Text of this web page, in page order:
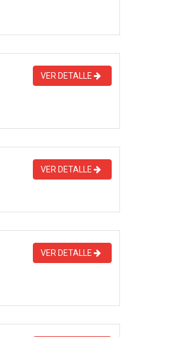
VER DETALLE
VER DETALLE
VER DETALLE